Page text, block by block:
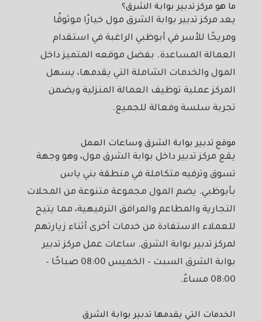
ما هو مركز تدبير بوابة الشرق؟
يعد مركز تدبير بوابة الشرق مول خيارًا موثوقًا
ومريحًا للأسر في أبوظبي الراغبة في استقدام
العمالة المساعدة. بفضل موقعه المتميز داخل
المول والخدمات الشاملة التي يقدمها، يسهل
المركز عملية توظيف العمالة المنزلية ويضمن
تجربة سلسة وفعالة للجميع.
موقع تدبير بوابة الشرق وساعات العمل
يقع مركز تدبير داخل بوابة الشرق مول، وهو وجهة
تسوق وترفيه متكاملة في منطقة بني ياس
بأبوظبي. يضم المول مجموعة متنوعة من المحلات
التجارية والمطاعم والمرافق الترفيهية، مما يتيح
للعملاء الاستفادة من خدمات أخرى أثناء زيارتهم
لمركز تدبير بوابة الشرق. ساعات عمل مركز تدبير
بوابة الشرق السبت – الخميس 08:00 صباحًا –
08:00 مساءً.
الخدمات التي يقدمها تدبير بوابة الشرق